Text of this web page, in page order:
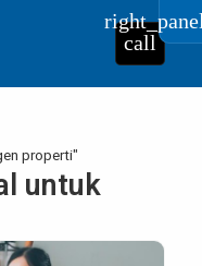
call
properti"
untuk